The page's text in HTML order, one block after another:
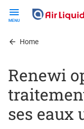
contentHome
Renewi
ses eaux